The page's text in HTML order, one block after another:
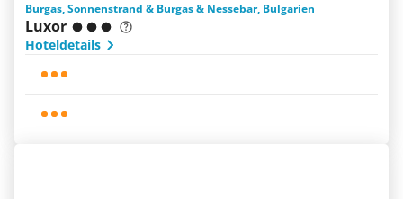
Burgas, Sonnenstrand & Burgas & Nessebar, Bulgarien
Luxor
Hoteldetails